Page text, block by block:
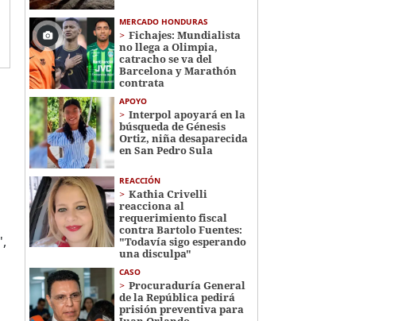
',
MERCADO HONDURAS
Fichajes: Mundialista
no llega a Olimpia,
catracho se va del
Barcelona y Marathón
contrata
APOYO
Interpol apoyará en la
búsqueda de Génesis
Ortiz, niña desaparecida
en San Pedro Sula
REACCIÓN
Kathia Crivelli
reacciona al
requerimiento fiscal
contra Bartolo Fuentes:
"Todavía sigo esperando
una disculpa"
CASO
Procuraduría General
de la República pedirá
prisión preventiva para